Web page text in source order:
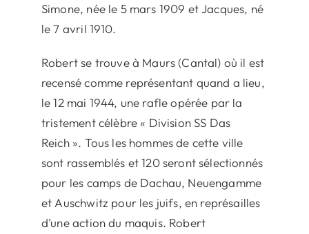
Simone, née le 5 mars 1909 et Jacques, né
le 7 avril 1910.
Robert se trouve à Maurs (Cantal) où il est
recensé comme représentant quand a lieu,
le 12 mai 1944, une rafle opérée par la
tristement célèbre « Division SS Das
Reich ». Tous les hommes de cette ville
sont rassemblés et 120 seront sélectionnés
pour les camps de Dachau, Neuengamme
et Auschwitz pour les juifs, en représailles
d’une action du maquis. Robert